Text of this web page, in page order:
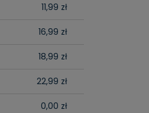
11,99 zł
16,99 zł
18,99 zł
22,99 zł
0,00 zł